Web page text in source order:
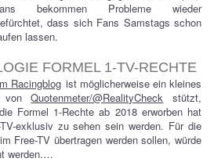
bekommen Probleme wieder
dass sich Fans Samstags schon
lassen.
FORMEL 1-TV-RECHTE
Racingblog ist möglicherweise ein kleines
von Quotenmeter/@RealityCheck
stützt,
Formel 1-Rechte ab 2018 erworben hat
exklusiv zu sehen sein werden. Für die
Free-TV übertragen werden sollen, würde
werden.…